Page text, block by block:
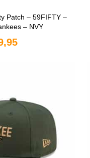
Patch – 59FIFTY –
– NVY